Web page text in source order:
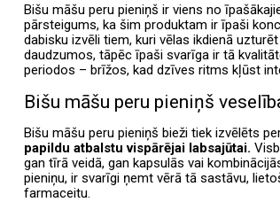
Bišu māšu peru pieniņš ir viens no
pārsteigums, ka šim produktam ir īpaši
dabisku izvēli tiem, kuri vēlas ikdienā
daudzumos, tāpēc īpaši svarīga ir tā
periodos – brīžos, kad dzīves ritms kļūst
Bišu māšu peru pieniņš
Bišu māšu peru pieniņš bieži tiek izvēlēts
papildu atbalstu vispārējai labsajūtai.
gan tīrā veidā, gan kapsulās vai
pieniņu, ir svarīgi ņemt vērā tā sastāvu,
farmaceitu.